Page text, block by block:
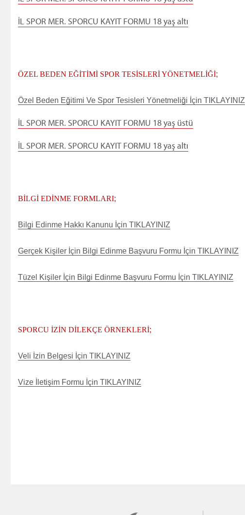
İL SPOR MER. SPORCU KAYIT FORMU 18 yaş altı
ÖZEL BEDEN EĞİTİMİ SPOR TESİSLERİ YÖNETMELİĞİ;
Özel Beden Eğitimi Ve Spor Tesisleri Yönetmeliği İçin TIKLAYINIZ
İL SPOR MER. SPORCU KAYIT FORMU 18 yaş üstü
İL SPOR MER. SPORCU KAYIT FORMU 18 yaş altı
BİLGİ EDİNME FORMLARI;
Bilgi Edinme Hakkı Kanunu İçin TIKLAYINIZ
Gerçek Kişiler İçin Bilgi Edinme Başvuru Formu İçin TIKLAYINIZ
Tüzel Kişiler İçin Bilgi Edinme Başvuru Formu İçin TIKLAYINIZ
SPORCU İZİN DİLEKÇE ÖRNEKLERİ;
Veli İzin Belgesi İçin TIKLAYINIZ
Vize İletişim Formu İçin TIKLAYINIZ